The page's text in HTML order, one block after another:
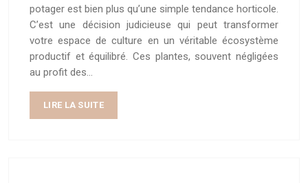
potager est bien plus qu’une simple tendance horticole.
C’est une décision judicieuse qui peut transformer
votre espace de culture en un véritable écosystème
productif et équilibré. Ces plantes, souvent négligées
au profit des…
LIRE LA SUITE